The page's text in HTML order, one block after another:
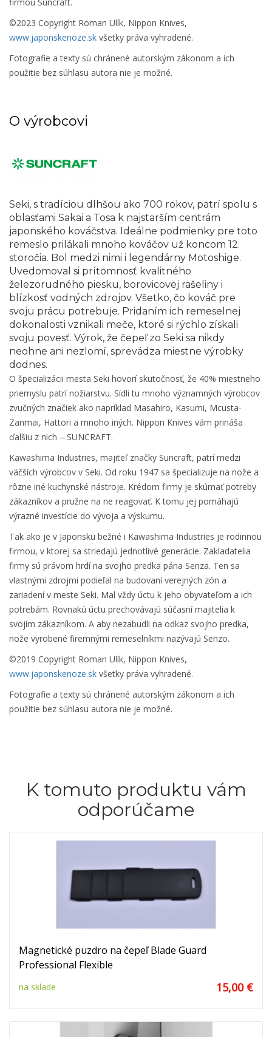
firmou Suncraft.
©2023 Copyright Roman Ulík, Nippon Knives,
www.japonskenoze.sk všetky práva vyhradené.
Fotografie a texty sú chránené autorským zákonom a ich
použitie bez súhlasu autora nie je možné.
O výrobcovi
Seki, s tradíciou dlhšou ako 700 rokov, patrí spolu s
oblasťami Sakai a Tosa k najstarším centrám
japonského kováčstva. Ideálne podmienky pre toto
remeslo prilákali mnoho kováčov už koncom 12.
storočia. Bol medzi nimi i legendárny Motoshige.
Uvedomoval si prítomnosť kvalitného
železorudného piesku, borovicovej rašeliny i
blízkosť vodných zdrojov. Všetko, čo kováč pre
svoju prácu potrebuje. Pridaním ich remeselnej
dokonalosti vznikali meče, ktoré si rýchlo získali
svoju povesť. Výrok, že čepeľ zo Seki sa nikdy
neohne ani nezlomí, sprevádza miestne výrobky
dodnes.
O špecializácii mesta Seki hovorí skutočnosť, že 40% miestneho
priemyslu patrí nožiarstvu. Sídli tu mnoho významných výrobcov
zvučných značiek ako napríklad Masahiro, Kasumi, Mcusta-
Zanmai, Hattori a mnoho iných. Nippon Knives vám prináša
ďalšiu z nich – SUNCRAFT.
Kawashima Industries, majiteľ značky Suncraft, patrí medzi
väčších výrobcov v Seki. Od roku 1947 sa špecializuje na nože a
rôzne iné kuchynské nástroje. Krédom firmy je skúmať potreby
zákazníkov a pružne na ne reagovať. K tomu jej pomáhajú
výrazné investície do vývoja a výskumu.
Tak ako je v Japonsku bežné i Kawashima Industries je rodinnou
firmou, v ktorej sa striedajú jednotlivé generácie. Zakladatelia
firmy sú právom hrdí na svojho predka pána Senza. Ten sa
vlastnými zdrojmi podieľal na budovaní verejných zón a
zariadení v meste Seki. Mal vždy úctu k jeho obyvateľom a ich
potrebám. Rovnakú úctu prechovávajú súčasní majitelia k
svojím zákazníkom. A aby nezabudli na odkaz svojho predka,
nože vyrobené firemnými remeselníkmi nazývajú Senzo.
©2019 Copyright Roman Ulík, Nippon Knives,
www.japonskenoze.sk všetky práva vyhradené.
Fotografie a texty sú chránené autorským zákonom a ich
použitie bez súhlasu autora nie je možné.
K tomuto produktu vám
odporúčame
Magnetické puzdro na čepeľ Blade Guard
Professional Flexible
na sklade 15,00 €